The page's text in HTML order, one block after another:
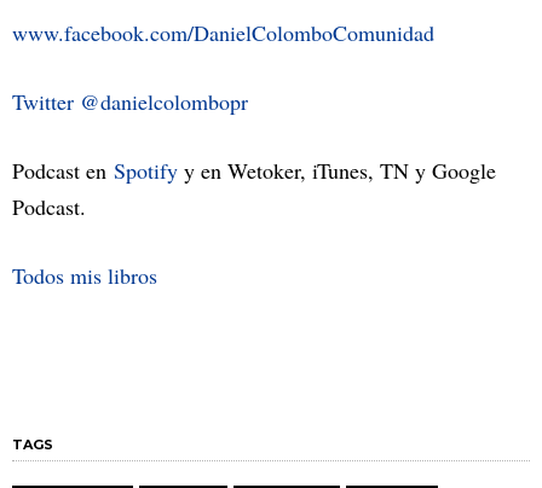
www.facebook.com/DanielColomboComunidad
Twitter @danielcolombopr
Podcast en Spotify y en Wetoker, iTunes, TN y Google
Podcast.
Todos mis libros
TAGS